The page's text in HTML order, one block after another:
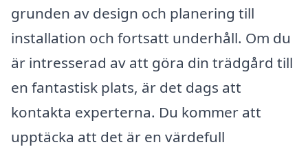
grunden av design och planering till
installation och fortsatt underhåll. Om du
är intresserad av att göra din trädgård till
en fantastisk plats, är det dags att
kontakta experterna. Du kommer att
upptäcka att det är en värdefull